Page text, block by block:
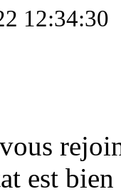
12:34:30
est